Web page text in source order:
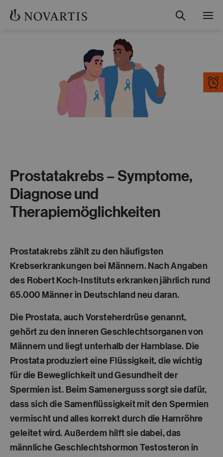
Suche
Teilnahme und Ablauf
Gut informiert
Fachkreise
Prostatakrebs – Symptome,
Diagnose und
Therapiemöglichkeiten
Prostatakrebs zählt zu den häufigsten
Krebserkrankungen bei Männern. Nach Angaben
des Robert Koch-Instituts erkranken jährlich rund
65.000 Männer in Deutschland neu daran.
Die Prostata, auch Vorsteherdrüse genannt,
gehört zu den inneren Geschlechtsorganen von
Männern und liegt unterhalb der Harnblase. Die
Prostata produziert eine Flüssigkeit, die wichtig
für die Beweglichkeit und Gesundheit der
Spermien ist. Beim Samenerguss sorgt sie dafür,
dass sich die Samenflüssigkeit mit den Spermien
vermischt und alles korrekt durch die Harnröhre
geleitet wird. Außerdem hilft sie dabei, das
männliche Geschlechtshormon Testosteron in